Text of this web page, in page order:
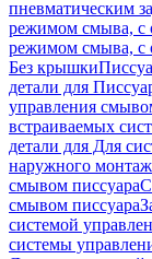
пневматическим
режимом смыва, с
режимом смыва, с
Без крышки
детали для
управления
встраиваемых
детали для Для
наружного
смывом писсуара
смывом писсуара
системой
системы